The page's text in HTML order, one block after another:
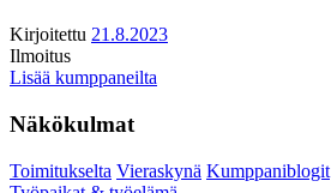
Kirjoitettu 21.8.2023
Ilmoitus
Lisää kumppaneilta
Näkökulmat
Toimitukselta Vieraskynä Kumppaniblogit